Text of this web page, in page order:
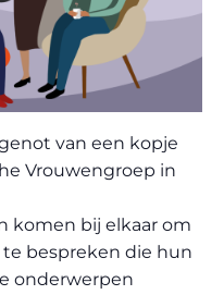
van een kopje
Vrouwengroep in
komen bij elkaar om
bespreken die hun
onderwerpen